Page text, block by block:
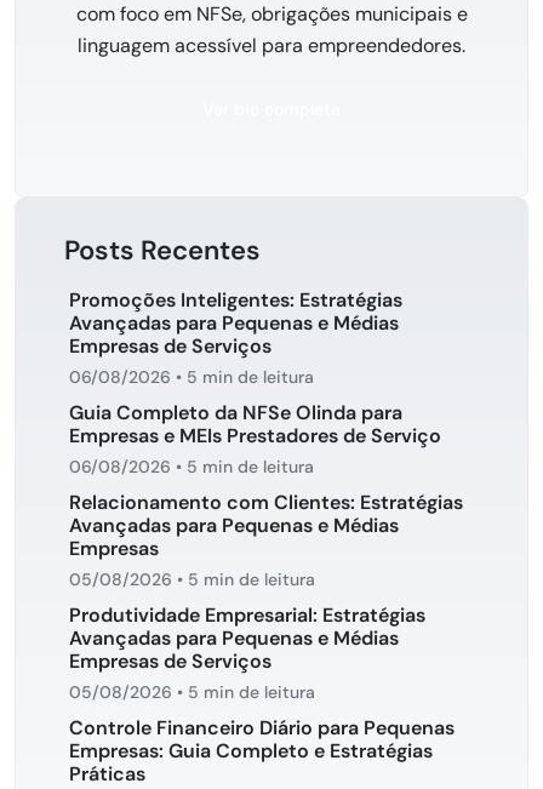
com foco em NFSe, obrigações municipais e
linguagem acessível para empreendedores.
Posts Recentes
Promoções Inteligentes: Estratégias
Avançadas para Pequenas e Médias
Empresas de Serviços
06/08/2026 • 5 min de leitura
Guia Completo da NFSe Olinda para
Empresas e MEIs Prestadores de Serviço
06/08/2026 • 5 min de leitura
Relacionamento com Clientes: Estratégias
Avançadas para Pequenas e Médias
Empresas
05/08/2026 • 5 min de leitura
Produtividade Empresarial: Estratégias
Avançadas para Pequenas e Médias
Empresas de Serviços
05/08/2026 • 5 min de leitura
Controle Financeiro Diário para Pequenas
Empresas: Guia Completo e Estratégias
Práticas